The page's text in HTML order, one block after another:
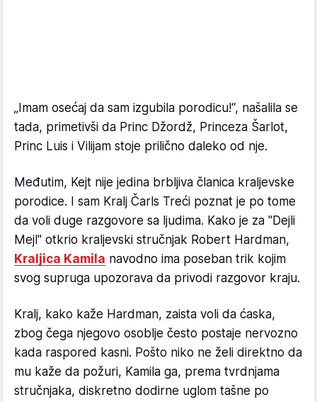
„Imam osećaj da sam izgubila porodicu!“, našalila se
tada, primetivši da Princ Džordž, Princeza Šarlot,
Princ Luis i Vilijam stoje prilično daleko od nje.
Međutim, Kejt nije jedina brbljiva članica kraljevske
porodice. I sam Kralj Čarls Treći poznat je po tome
da voli duge razgovore sa ljudima. Kako je za "Dejli
Mejl" otkrio kraljevski stručnjak Robert Hardman,
Kraljica Kamila navodno ima poseban trik kojim
svog supruga upozorava da privodi razgovor kraju.
Kralj, kako kaže Hardman, zaista voli da ćaska,
zbog čega njegovo osoblje često postaje nervozno
kada raspored kasni. Pošto niko ne želi direktno da
mu kaže da požuri, Kamila ga, prema tvrdnjama
stručnjaka, diskretno dodirne uglom tašne po